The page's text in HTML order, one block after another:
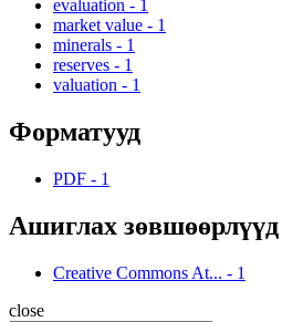
evaluation - 1
market value - 1
minerals - 1
reserves - 1
valuation - 1
Форматууд
PDF - 1
Ашиглах зөвшөөрлүүд
Creative Commons At... - 1
close